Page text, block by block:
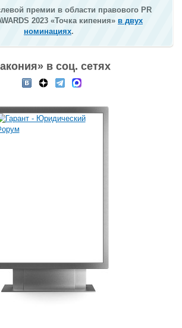
премии в области правового PR
2023 «Точка кипения» в двух
номинациях.
в соц. сетях